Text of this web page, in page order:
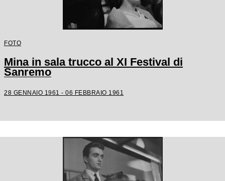
FOTO
Mina in sala trucco al XI Festival di
Sanremo
28 GENNAIO 1961 - 06 FEBBRAIO 1961